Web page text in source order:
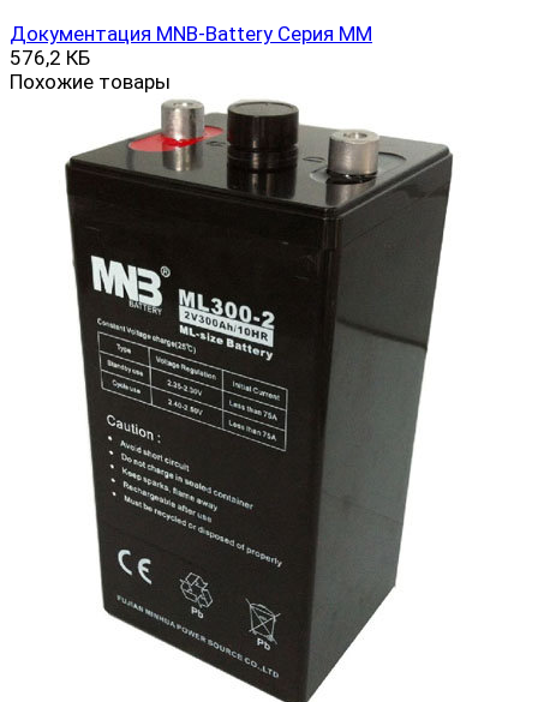
Документация MNB-Battery Серия MM
576,2 КБ
Похожие товары